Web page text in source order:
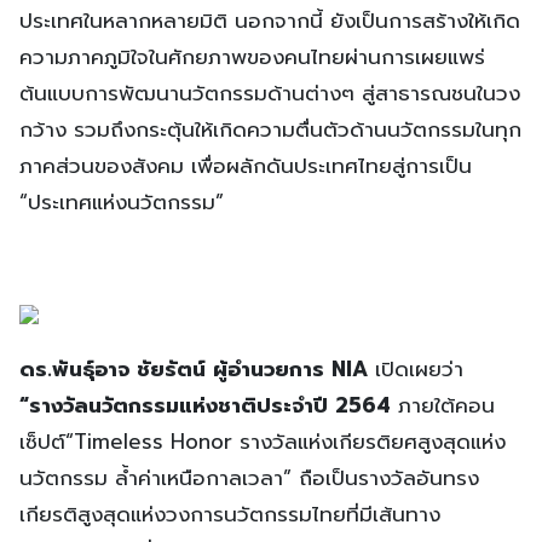
ประเทศในหลากหลายมิติ นอกจากนี้ ยังเป็นการสร้างให้เกิด
ความภาคภูมิใจในศักยภาพของคนไทยผ่านการเผยแพร่
ต้นแบบการพัฒนานวัตกรรมด้านต่างๆ สู่สาธารณชนในวง
กว้าง รวมถึงกระตุ้นให้เกิดความตื่นตัวด้านนวัตกรรมในทุก
ภาคส่วนของสังคม เพื่อผลักดันประเทศไทยสู่การเป็น
“ประเทศแห่งนวัตกรรม”
ดร.พันธุ์อาจ ชัยรัตน์ ผู้อำนวยการ NIA เปิดเผยว่า
“รางวัลนวัตกรรมแห่งชาติประจำปี 2564 ภายใต้คอน
เซ็ปต์“Timeless Honor รางวัลแห่งเกียรติยศสูงสุดแห่ง
นวัตกรรม ล้ำค่าเหนือกาลเวลา” ถือเป็นรางวัลอันทรง
เกียรติสูงสุดแห่งวงการนวัตกรรมไทยที่มีเส้นทาง